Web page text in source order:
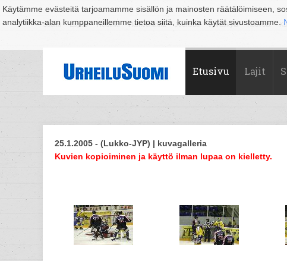
Käytämme evästeitä tarjoamamme sisällön ja mainosten räätälöimiseen,
analytiikka-alan kumppaneillemme tietoa siitä, kuinka käytät sivustoamme.
Suomi Espoo Helsinki Hämeenlinna Joensuu Jyväskylä Kouvola
Etusivu Lajit
25.1.2005 - (Lukko-JYP) | kuvagalleria
Kuvien kopioiminen ja käyttö ilman lupaa on kielletty.